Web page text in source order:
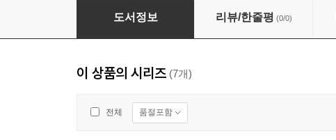
모에 아이돌 그리는 법 - 기본 편
도서정보 리뷰/한줄평 (0/0)
이 상품의 시리즈 (7개)
전체 품절포함